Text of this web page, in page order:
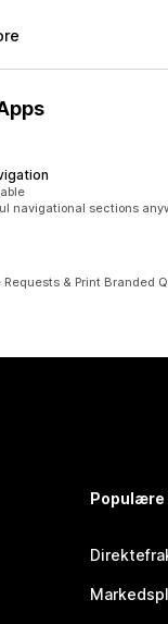
navigational sections
& Print Branded